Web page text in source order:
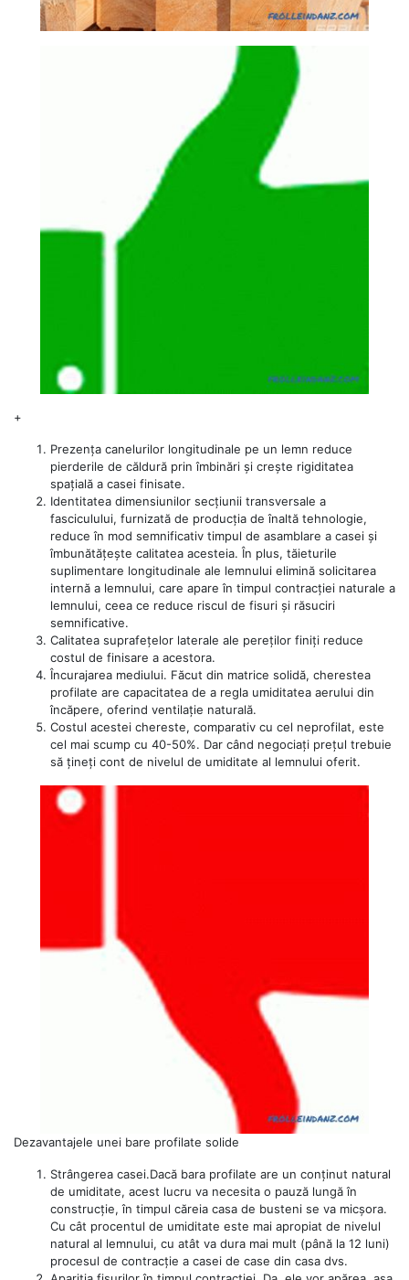
+
Prezența canelurilor longitudinale pe un lemn reduce
pierderile de căldură prin îmbinări și crește rigiditatea
spațială a casei finisate.
Identitatea dimensiunilor secțiunii transversale a
fasciculului, furnizată de producția de înaltă tehnologie,
reduce în mod semnificativ timpul de asamblare a casei și
îmbunătățește calitatea acesteia. În plus, tăieturile
suplimentare longitudinale ale lemnului elimină solicitarea
internă a lemnului, care apare în timpul contracției naturale a
lemnului, ceea ce reduce riscul de fisuri și răsuciri
semnificative.
Calitatea suprafețelor laterale ale pereților finiți reduce
costul de finisare a acestora.
Încurajarea mediului. Făcut din matrice solidă, cherestea
profilate are capacitatea de a regla umiditatea aerului din
încăpere, oferind ventilație naturală.
Costul acestei chereste, comparativ cu cel neprofilat, este
cel mai scump cu 40-50%. Dar când negociați prețul trebuie
să țineți cont de nivelul de umiditate al lemnului oferit.
Dezavantajele unei bare profilate solide
Strângerea casei.Dacă bara profilate are un conținut natural
de umiditate, acest lucru va necesita o pauză lungă în
construcție, în timpul căreia casa de busteni se va micșora.
Cu cât procentul de umiditate este mai apropiat de nivelul
natural al lemnului, cu atât va dura mai mult (până la 12 luni)
procesul de contracție a casei de case din casa dvs.